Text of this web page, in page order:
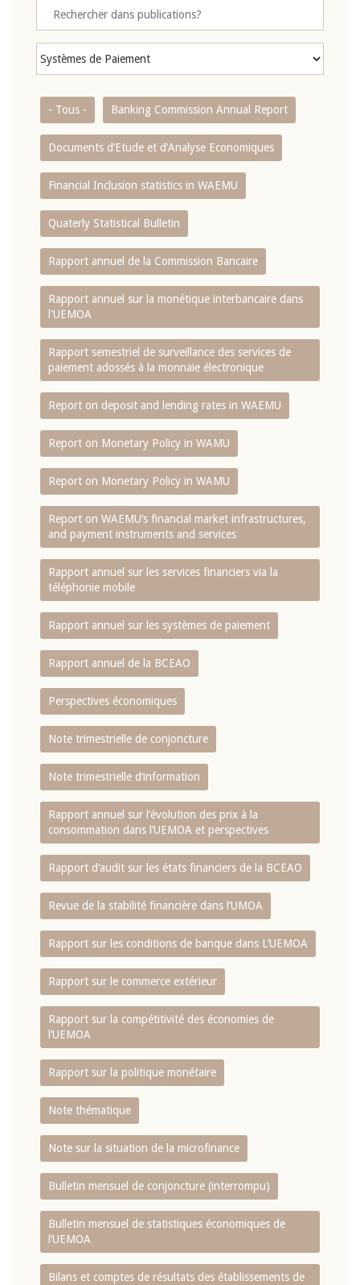
- Tous - Banking Commission Annual Report
Documents d’Etude et d’Analyse Economiques
Financial Inclusion statistics in WAEMU
Quaterly Statistical Bulletin
Rapport annuel de la Commission Bancaire
Rapport annuel sur la monétique interbancaire dans
l'UEMOA
Rapport semestriel de surveillance des services de
paiement adossés à la monnaie électronique
Report on deposit and lending rates in WAEMU
Report on Monetary Policy in WAMU
Report on Monetary Policy in WAMU
Report on WAEMU’s financial market infrastructures,
and payment instruments and services
Rapport annuel sur les services financiers via la
téléphonie mobile
Rapport annuel sur les systèmes de paiement
Rapport annuel de la BCEAO
Perspectives économiques
Note trimestrielle de conjoncture
Note trimestrielle d‘information
Rapport annuel sur l‘évolution des prix à la
consommation dans l‘UEMOA et perspectives
Rapport d‘audit sur les états financiers de la BCEAO
Revue de la stabilité financière dans l‘UMOA
Rapport sur les conditions de banque dans L‘UEMOA
Rapport sur le commerce extérieur
Rapport sur la compétitivité des économies de
l‘UEMOA
Rapport sur la politique monétaire
Note thématique
Note sur la situation de la microfinance
Bulletin mensuel de conjoncture (interrompu)
Bulletin mensuel de statistiques économiques de
l‘UEMOA
Bilans et comptes de résultats des établissements de